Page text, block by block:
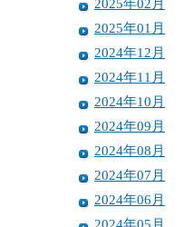
2025年02月
2025年01月
2024年12月
2024年11月
2024年10月
2024年09月
2024年08月
2024年07月
2024年06月
2024年05月